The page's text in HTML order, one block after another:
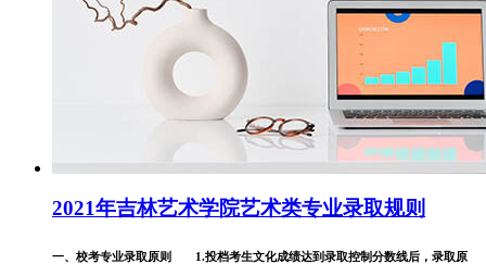
2021年吉林艺术学院艺术类专业录取规则
一、校考专业录取原则 1.投档考生文化成绩达到录取控制分数线后，录取原